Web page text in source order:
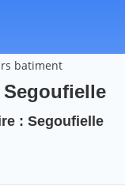
batiment
: Segoufielle